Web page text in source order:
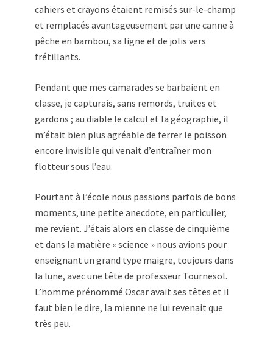
cahiers et crayons étaient remisés sur-le-champ
et remplacés avantageusement par une canne à
pêche en bambou, sa ligne et de jolis vers
frétillants.
Pendant que mes camarades se barbaient en
classe, je capturais, sans remords, truites et
gardons ; au diable le calcul et la géographie, il
m’était bien plus agréable de ferrer le poisson
encore invisible qui venait d’entraîner mon
flotteur sous l’eau.
Pourtant à l’école nous passions parfois de bons
moments, une petite anecdote, en particulier,
me revient. J’étais alors en classe de cinquième
et dans la matière « science » nous avions pour
enseignant un grand type maigre, toujours dans
la lune, avec une tête de professeur Tournesol.
L’homme prénommé Oscar avait ses têtes et il
faut bien le dire, la mienne ne lui revenait que
très peu.